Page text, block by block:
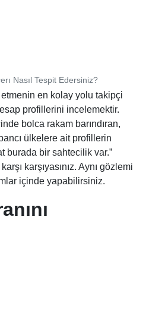
Nasıl Tespit Edersiniz?
en kolay yolu takipçi
profillerini incelemektir.
bolca rakam barındıran,
ülkelere ait profillerin
burada bir sahtecilik var.”
karşıyasınız. Aynı gözlemi
içinde yapabilirsiniz.